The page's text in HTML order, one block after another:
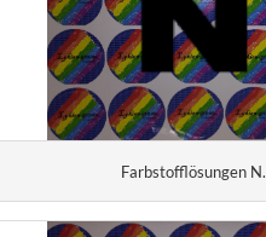
Farbstofflösungen N.